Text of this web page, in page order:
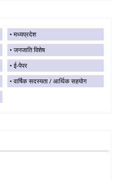
मध्यप्रदेश
जनजाति विशेष
ई-पेपर
वार्षिक सदस्यता / आर्थिक सहयोग